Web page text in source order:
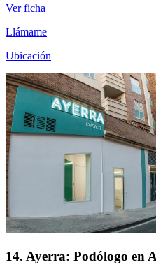
Ver ficha
Llámame
Ubicación
14. Ayerra: Podólogo en